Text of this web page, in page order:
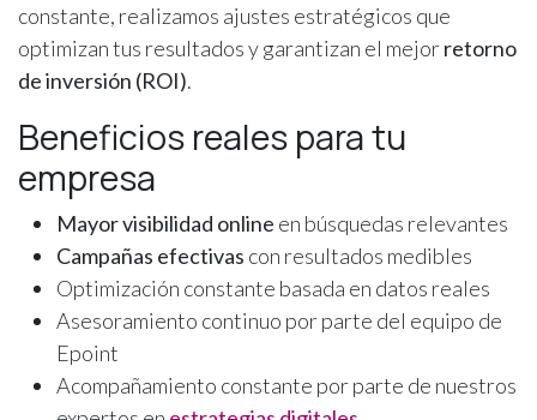
constante, realizamos ajustes estratégicos que
optimizan tus resultados y garantizan el mejorretorno
de inversión (ROI).
Beneficios reales para tu
empresa
Mayor visibilidad online en búsquedas relevantes
Campañas efectivas con resultados medibles
Optimización constante basada en datos reales
Asesoramiento continuo por parte del equipo de
Epoint
Acompañamiento constante por parte de nuestros